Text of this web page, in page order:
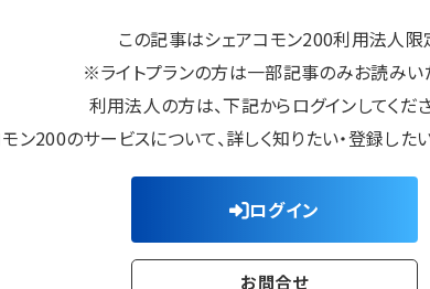
この記事はシェアコモン200利用法人限
※ライトプランの方は一部記事のみお読みい
利用法人の方は、下記からログインしてくだ
ン200のサービスについて、詳しく知りたい・登録した
ログイン
お問合せ